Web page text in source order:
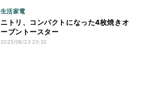
生活家電
ニトリ、コンパクトになった4枚焼きオ
ーブントースター
2023/08/23 20:32